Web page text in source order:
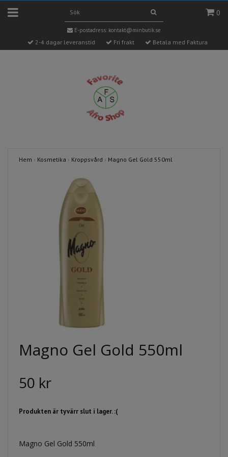
0
E-postadress: kontakt@minbutik.se
2-4 dagar leveranstid Fri frakt Betala med Faktura
Hem › Kosmetika › Kroppsvård › Magno Gel Gold 550ml
Magno Gel Gold 550ml
50 kr
Produkten är tyvärr slut i lager. :(
Magno Gel Gold 550ml